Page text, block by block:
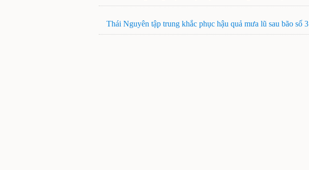
Thái Nguyên tập trung khắc phục hậu quả mưa lũ sau bão số 3